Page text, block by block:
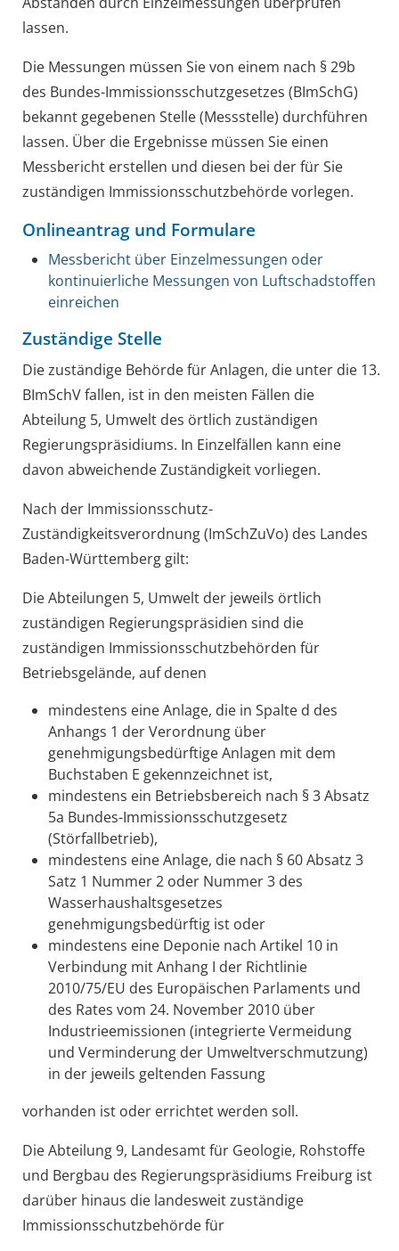
lassen.
Die Messungen müssen Sie von einem nach § 29b
des Bundes-Immissionsschutzgesetzes (BImSchG)
bekannt gegebenen Stelle (Messstelle) durchführen
lassen. Über die Ergebnisse müssen Sie einen
Messbericht erstellen und diesen bei der für Sie
zuständigen Immissionsschutzbehörde vorlegen.
Onlineantrag und Formulare
Messbericht über Einzelmessungen oder
kontinuierliche Messungen von Luftschadstoffen
einreichen
Zuständige Stelle
Die zuständige Behörde für Anlagen, die unter die 13.
BImSchV fallen, ist in den meisten Fällen die
Abteilung 5, Umwelt des örtlich zuständigen
Regierungspräsidiums. In Einzelfällen kann eine
davon abweichende Zuständigkeit vorliegen.
Nach der Immissionsschutz-
Zuständigkeitsverordnung (ImSchZuVo) des Landes
Baden-Württemberg gilt:
Die Abteilungen 5, Umwelt der jeweils örtlich
zuständigen Regierungspräsidien sind die
zuständigen Immissionsschutzbehörden für
Betriebsgelände, auf denen
mindestens eine Anlage, die in Spalte d des
Anhangs 1 der Verordnung über
genehmigungsbedürftige Anlagen mit dem
Buchstaben E gekennzeichnet ist,
mindestens ein Betriebsbereich nach § 3 Absatz
5a Bundes-Immissionsschutzgesetz
(Störfallbetrieb),
mindestens eine Anlage, die nach § 60 Absatz 3
Satz 1 Nummer 2 oder Nummer 3 des
Wasserhaushaltsgesetzes
genehmigungsbedürftig ist oder
mindestens eine Deponie nach Artikel 10 in
Verbindung mit Anhang I der Richtlinie
2010/75/EU des Europäischen Parlaments und
des Rates vom 24. November 2010 über
Industrieemissionen (integrierte Vermeidung
und Verminderung der Umweltverschmutzung)
in der jeweils geltenden Fassung
vorhanden ist oder errichtet werden soll.
Die Abteilung 9, Landesamt für Geologie, Rohstoffe
und Bergbau des Regierungspräsidiums Freiburg ist
darüber hinaus die landesweit zuständige
Immissionsschutzbehörde für